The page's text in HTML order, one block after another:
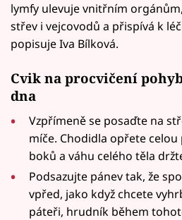
lymfy ulevuje vnitřním
střev i vejcovodů a přispívá k
popisuje Iva Bílková.
Cvik na procvičení
dna
Vzpřímeně se posaďte na
míče. Chodidla opřete
boků a váhu celého těla
Podsazujte pánev tak, že
vpřed, jako když chcete
páteři, hrudník během